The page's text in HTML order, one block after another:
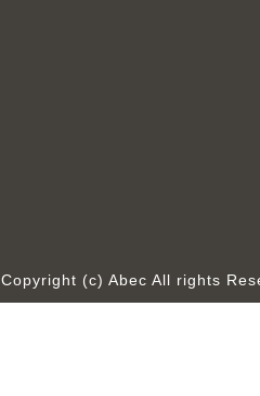
Copyright (c) Abec All rights